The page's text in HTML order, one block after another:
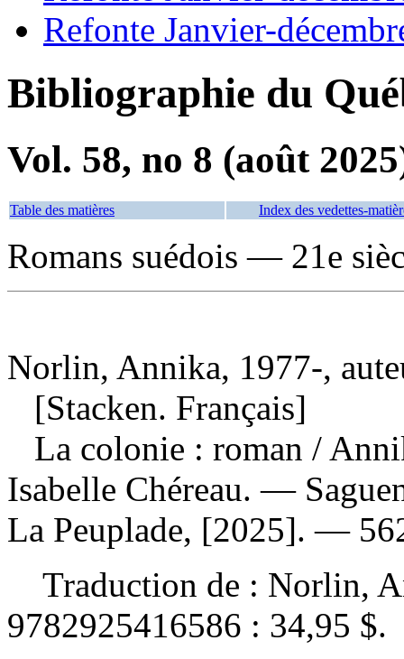
Refonte Janvier-
Bibliographie du
Vol. 58, no 8 (août
Table des matières Index des vedettes-
Romans suédois — 21e
Norlin, Annika, 1977-,
[Stacken. Français]
La colonie : roman /
Isabelle Chéreau. —
La Peuplade, [2025]. —
Traduction de : Norlin,
9782925416586 : 34,95 $.